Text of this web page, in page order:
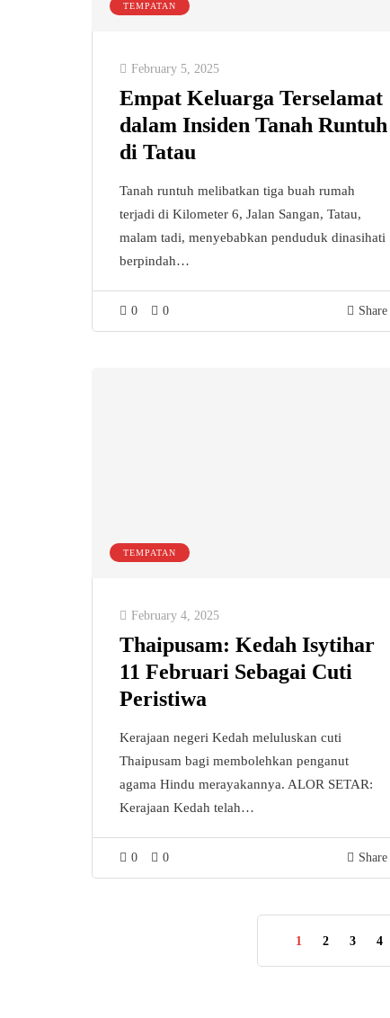
TEMPATAN
February 5, 2025
Empat Keluarga Terselamat
dalam Insiden Tanah Runtuh
di Tatau
Tanah runtuh melibatkan tiga buah rumah
terjadi di Kilometer 6, Jalan Sangan, Tatau,
malam tadi, menyebabkan penduduk dinasihati
berpindah…
0 0 Share
TEMPATAN
February 4, 2025
Thaipusam: Kedah Isytihar
11 Februari Sebagai Cuti
Peristiwa
Kerajaan negeri Kedah meluluskan cuti
Thaipusam bagi membolehkan penganut
agama Hindu merayakannya. ALOR SETAR:
Kerajaan Kedah telah…
0 0 Share
1 2 3 4